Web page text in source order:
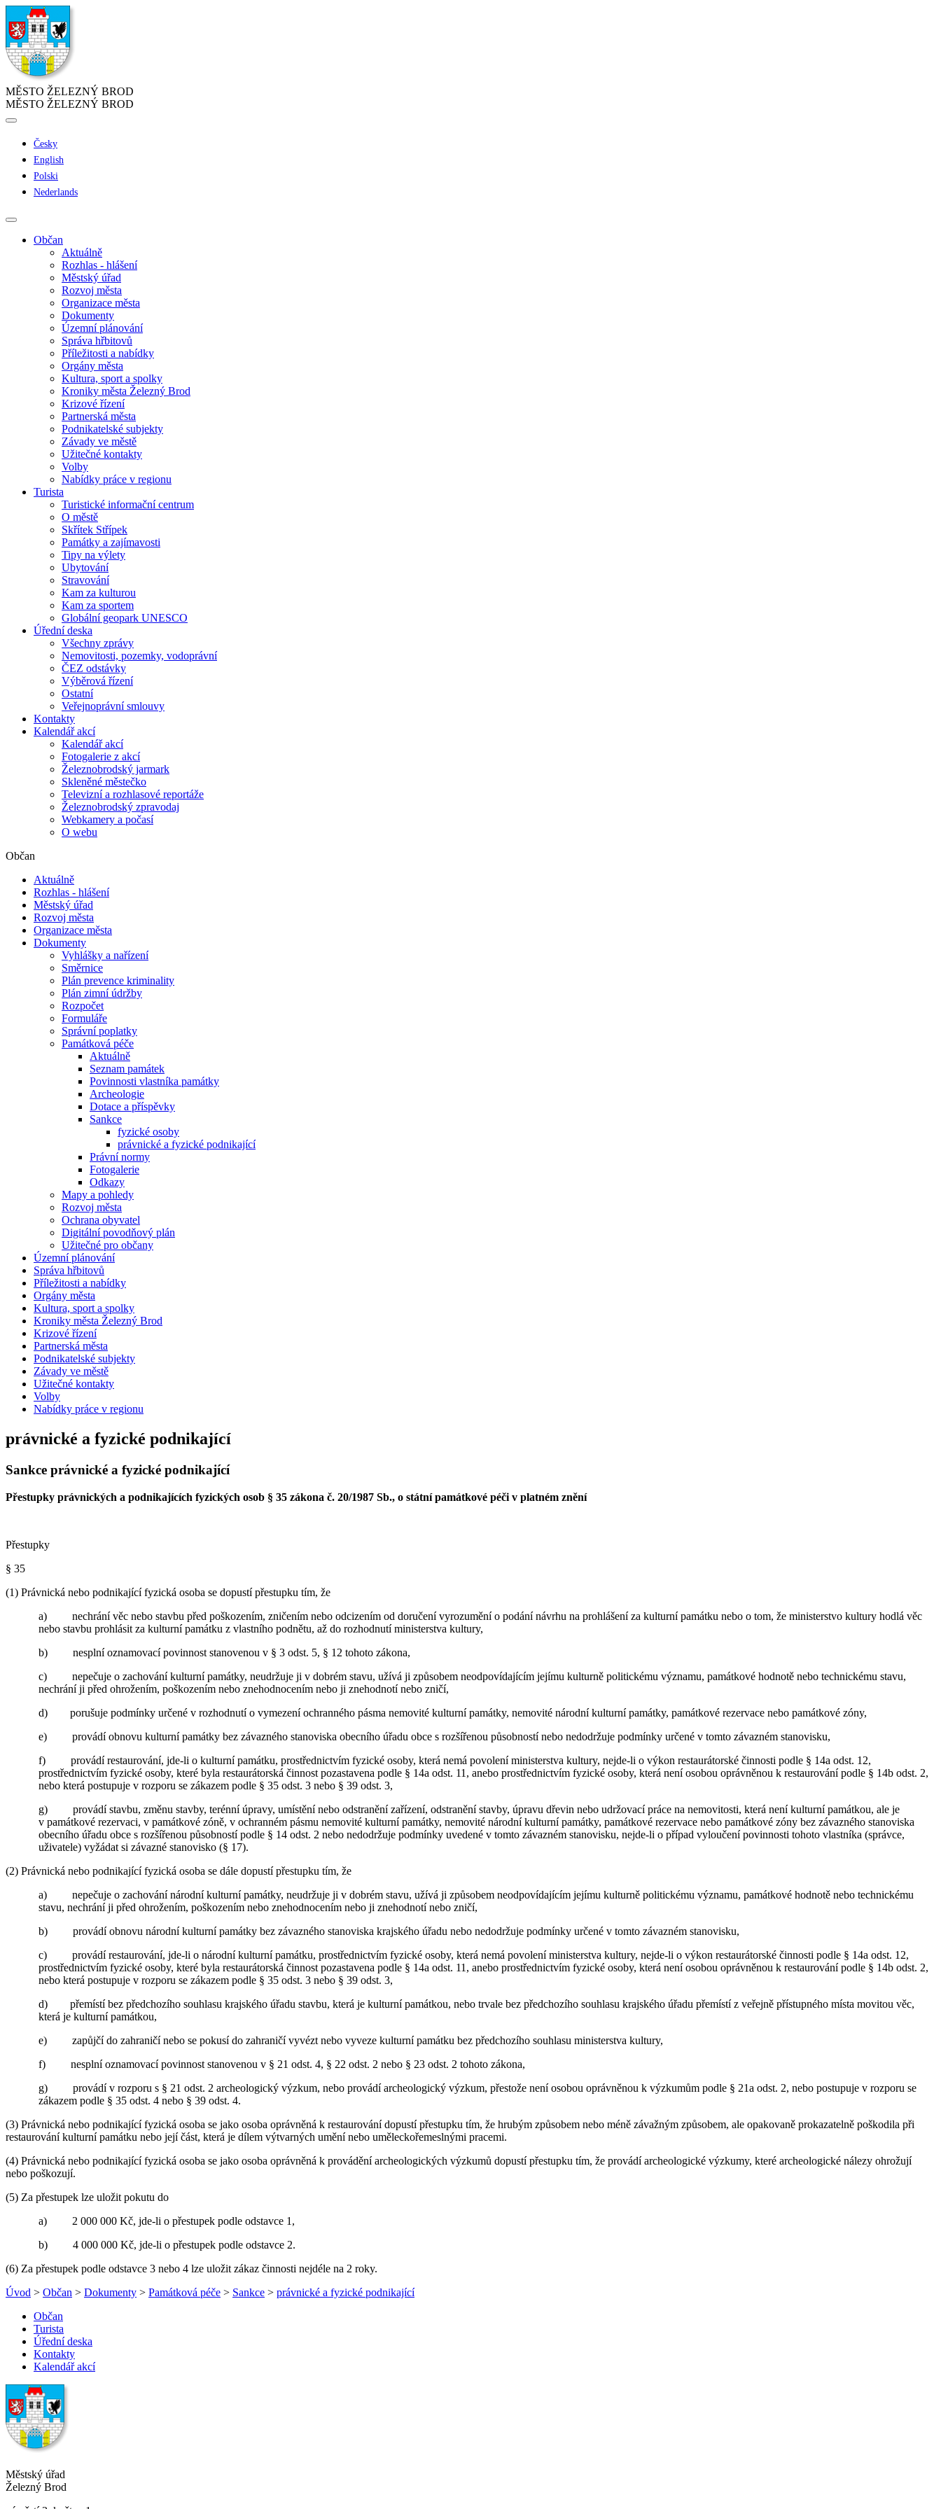
MĚSTO ŽELEZNÝ BROD
MĚSTO ŽELEZNÝ BROD
Česky
English
Polski
Nederlands
Občan
Aktuálně
Rozhlas - hlášení
Městský úřad
Rozvoj města
Organizace města
Dokumenty
Územní plánování
Správa hřbitovů
Příležitosti a nabídky
Orgány města
Kultura, sport a spolky
Kroniky města Železný Brod
Krizové řízení
Partnerská města
Podnikatelské subjekty
Závady ve městě
Užitečné kontakty
Volby
Nabídky práce v regionu
Turista
Turistické informační centrum
O městě
Skřítek Střípek
Památky a zajímavosti
Tipy na výlety
Ubytování
Stravování
Kam za kulturou
Kam za sportem
Globální geopark UNESCO
Úřední deska
Všechny zprávy
Nemovitosti, pozemky, vodoprávní
ČEZ odstávky
Výběrová řízení
Ostatní
Veřejnoprávní smlouvy
Kontakty
Kalendář akcí
Kalendář akcí
Fotogalerie z akcí
Železnobrodský jarmark
Skleněné městečko
Televizní a rozhlasové reportáže
Železnobrodský zpravodaj
Webkamery a počasí
O webu
Občan
Aktuálně
Rozhlas - hlášení
Městský úřad
Rozvoj města
Organizace města
Dokumenty
Vyhlášky a nařízení
Směrnice
Plán prevence kriminality
Plán zimní údržby
Rozpočet
Formuláře
Správní poplatky
Památková péče
Aktuálně
Seznam památek
Povinnosti vlastníka památky
Archeologie
Dotace a příspěvky
Sankce
fyzické osoby
právnické a fyzické podnikající
Právní normy
Fotogalerie
Odkazy
Mapy a pohledy
Rozvoj města
Ochrana obyvatel
Digitální povodňový plán
Užitečné pro občany
Územní plánování
Správa hřbitovů
Příležitosti a nabídky
Orgány města
Kultura, sport a spolky
Kroniky města Železný Brod
Krizové řízení
Partnerská města
Podnikatelské subjekty
Závady ve městě
Užitečné kontakty
Volby
Nabídky práce v regionu
právnické a fyzické podnikající
Sankce právnické a fyzické podnikající
Přestupky právnických a podnikajících fyzických osob § 35 zákona č. 20/1987 Sb., o státní památkové péči v platném znění
Přestupky
§ 35
(1) Právnická nebo podnikající fyzická osoba se dopustí přestupku tím, že
a) nechrání věc nebo stavbu před poškozením, zničením nebo odcizením od doručení vyrozumění o podání návrhu na prohlášení za kulturní památku nebo o tom, že ministerstvo kultury hodlá věc
nebo stavbu prohlásit za kulturní památku z vlastního podnětu, až do rozhodnutí ministerstva kultury,
b) nesplní oznamovací povinnost stanovenou v § 3 odst. 5, § 12 tohoto zákona,
c) nepečuje o zachování kulturní památky, neudržuje ji v dobrém stavu, užívá ji způsobem neodpovídajícím jejímu kulturně politickému významu, památkové hodnotě nebo technickému stavu,
nechrání ji před ohrožením, poškozením nebo znehodnocením nebo ji znehodnotí nebo zničí,
d) porušuje podmínky určené v rozhodnutí o vymezení ochranného pásma nemovité kulturní památky, nemovité národní kulturní památky, památkové rezervace nebo památkové zóny,
e) provádí obnovu kulturní památky bez závazného stanoviska obecního úřadu obce s rozšířenou působností nebo nedodržuje podmínky určené v tomto závazném stanovisku,
f) provádí restaurování, jde-li o kulturní památku, prostřednictvím fyzické osoby, která nemá povolení ministerstva kultury, nejde-li o výkon restaurátorské činnosti podle § 14a odst. 12,
prostřednictvím fyzické osoby, které byla restaurátorská činnost pozastavena podle § 14a odst. 11, anebo prostřednictvím fyzické osoby, která není osobou oprávněnou k restaurování podle § 14b odst. 2,
nebo která postupuje v rozporu se zákazem podle § 35 odst. 3 nebo § 39 odst. 3,
g) provádí stavbu, změnu stavby, terénní úpravy, umístění nebo odstranění zařízení, odstranění stavby, úpravu dřevin nebo udržovací práce na nemovitosti, která není kulturní památkou, ale je
v památkové rezervaci, v památkové zóně, v ochranném pásmu nemovité kulturní památky, nemovité národní kulturní památky, památkové rezervace nebo památkové zóny bez závazného stanoviska
obecního úřadu obce s rozšířenou působností podle § 14 odst. 2 nebo nedodržuje podmínky uvedené v tomto závazném stanovisku, nejde-li o případ vyloučení povinnosti tohoto vlastníka (správce,
uživatele) vyžádat si závazné stanovisko (§ 17).
(2) Právnická nebo podnikající fyzická osoba se dále dopustí přestupku tím, že
a) nepečuje o zachování národní kulturní památky, neudržuje ji v dobrém stavu, užívá ji způsobem neodpovídajícím jejímu kulturně politickému významu, památkové hodnotě nebo technickému
stavu, nechrání ji před ohrožením, poškozením nebo znehodnocením nebo ji znehodnotí nebo zničí,
b) provádí obnovu národní kulturní památky bez závazného stanoviska krajského úřadu nebo nedodržuje podmínky určené v tomto závazném stanovisku,
c) provádí restaurování, jde-li o národní kulturní památku, prostřednictvím fyzické osoby, která nemá povolení ministerstva kultury, nejde-li o výkon restaurátorské činnosti podle § 14a odst. 12,
prostřednictvím fyzické osoby, které byla restaurátorská činnost pozastavena podle § 14a odst. 11, anebo prostřednictvím fyzické osoby, která není osobou oprávněnou k restaurování podle § 14b odst. 2,
nebo která postupuje v rozporu se zákazem podle § 35 odst. 3 nebo § 39 odst. 3,
d) přemístí bez předchozího souhlasu krajského úřadu stavbu, která je kulturní památkou, nebo trvale bez předchozího souhlasu krajského úřadu přemístí z veřejně přístupného místa movitou věc,
která je kulturní památkou,
e) zapůjčí do zahraničí nebo se pokusí do zahraničí vyvézt nebo vyveze kulturní památku bez předchozího souhlasu ministerstva kultury,
f) nesplní oznamovací povinnost stanovenou v § 21 odst. 4, § 22 odst. 2 nebo § 23 odst. 2 tohoto zákona,
g) provádí v rozporu s § 21 odst. 2 archeologický výzkum, nebo provádí archeologický výzkum, přestože není osobou oprávněnou k výzkumům podle § 21a odst. 2, nebo postupuje v rozporu se
zákazem podle § 35 odst. 4 nebo § 39 odst. 4.
(3) Právnická nebo podnikající fyzická osoba se jako osoba oprávněná k restaurování dopustí přestupku tím, že hrubým způsobem nebo méně závažným způsobem, ale opakovaně prokazatelně poškodila při
restaurování kulturní památku nebo její část, která je dílem výtvarných umění nebo uměleckořemeslnými pracemi.
(4) Právnická nebo podnikající fyzická osoba se jako osoba oprávněná k provádění archeologických výzkumů dopustí přestupku tím, že provádí archeologické výzkumy, které archeologické nálezy ohrožují
nebo poškozují.
(5) Za přestupek lze uložit pokutu do
a) 2 000 000 Kč, jde-li o přestupek podle odstavce 1,
b) 4 000 000 Kč, jde-li o přestupek podle odstavce 2.
(6) Za přestupek podle odstavce 3 nebo 4 lze uložit zákaz činnosti nejdéle na 2 roky.
Úvod > Občan > Dokumenty > Památková péče > Sankce > právnické a fyzické podnikající
Občan
Turista
Úřední deska
Kontakty
Kalendář akcí
Městský úřad
Železný Brod